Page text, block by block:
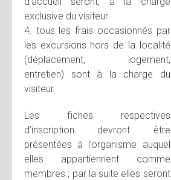
exclusive du visiteur
4. tous les frais occasionnés par
les excursions hors de la localité
(déplacement, logement,
entretien) sont à la charge du
visiteur.
Les fiches respectives
d’inscription devront être
présentées à l’organisme auquel
elles appartiennent comme
membres ; par la suite elles seront